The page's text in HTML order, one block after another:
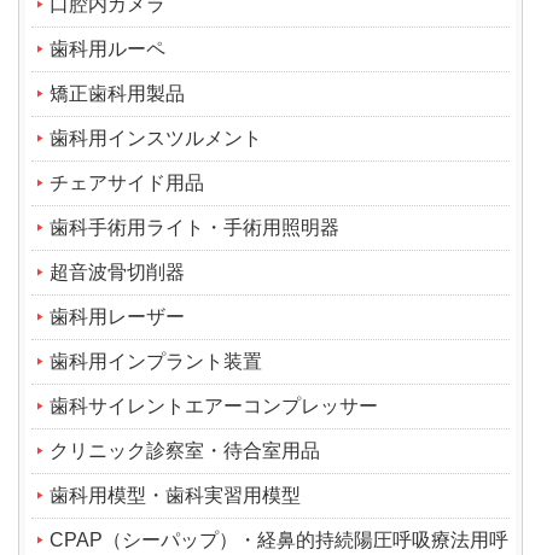
歯科用ルーペ
矯正歯科用製品
歯科用インスツルメント
チェアサイド用品
歯科手術用ライト・手術用照明器
超音波骨切削器
歯科用レーザー
歯科用インプラント装置
歯科サイレントエアーコンプレッサー
クリニック診察室・待合室用品
歯科用模型・歯科実習用模型
CPAP（シーパップ）・経鼻的持続陽圧呼吸療法用呼